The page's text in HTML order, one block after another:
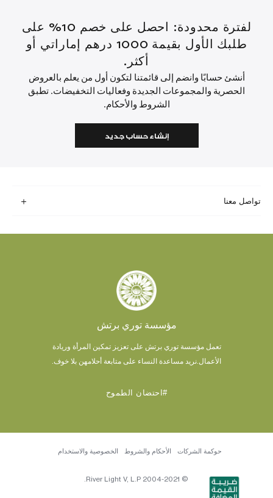
لفترة محدودة: احصل على خصم 10% على
طلبك الأول بقيمة 1000 درهم إماراتي أو
أكثر.
أنشئ حسابًا وانضم إلى قائمتنا لتكون أول من يعلم بالعروض
الحصرية والمجموعات الجديدة وفعاليات التخفيضات. تطبق
الشروط والأحكام.
إنشاء حساب جديد
تواصل معنا
مؤسسة توري برتش
تعمل مؤسسة توري برتش على تعزيز تمكين المرأة وريادة
الأعمال. نريد مساعدة النساء على متابعة أحلامهن بلا خوف.
#احتضان الطموح
© 2004-2021 River Light V, L.P.
حوكمة الشركات الأحكام والشروط الخصوصية والاستخدام